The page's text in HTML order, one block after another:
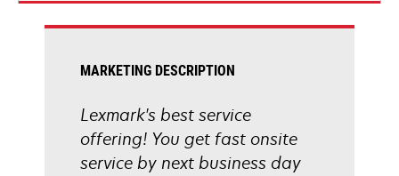
MARKETING DESCRIPTION
Lexmark's best service
offering! You get fast onsite
service by next business day